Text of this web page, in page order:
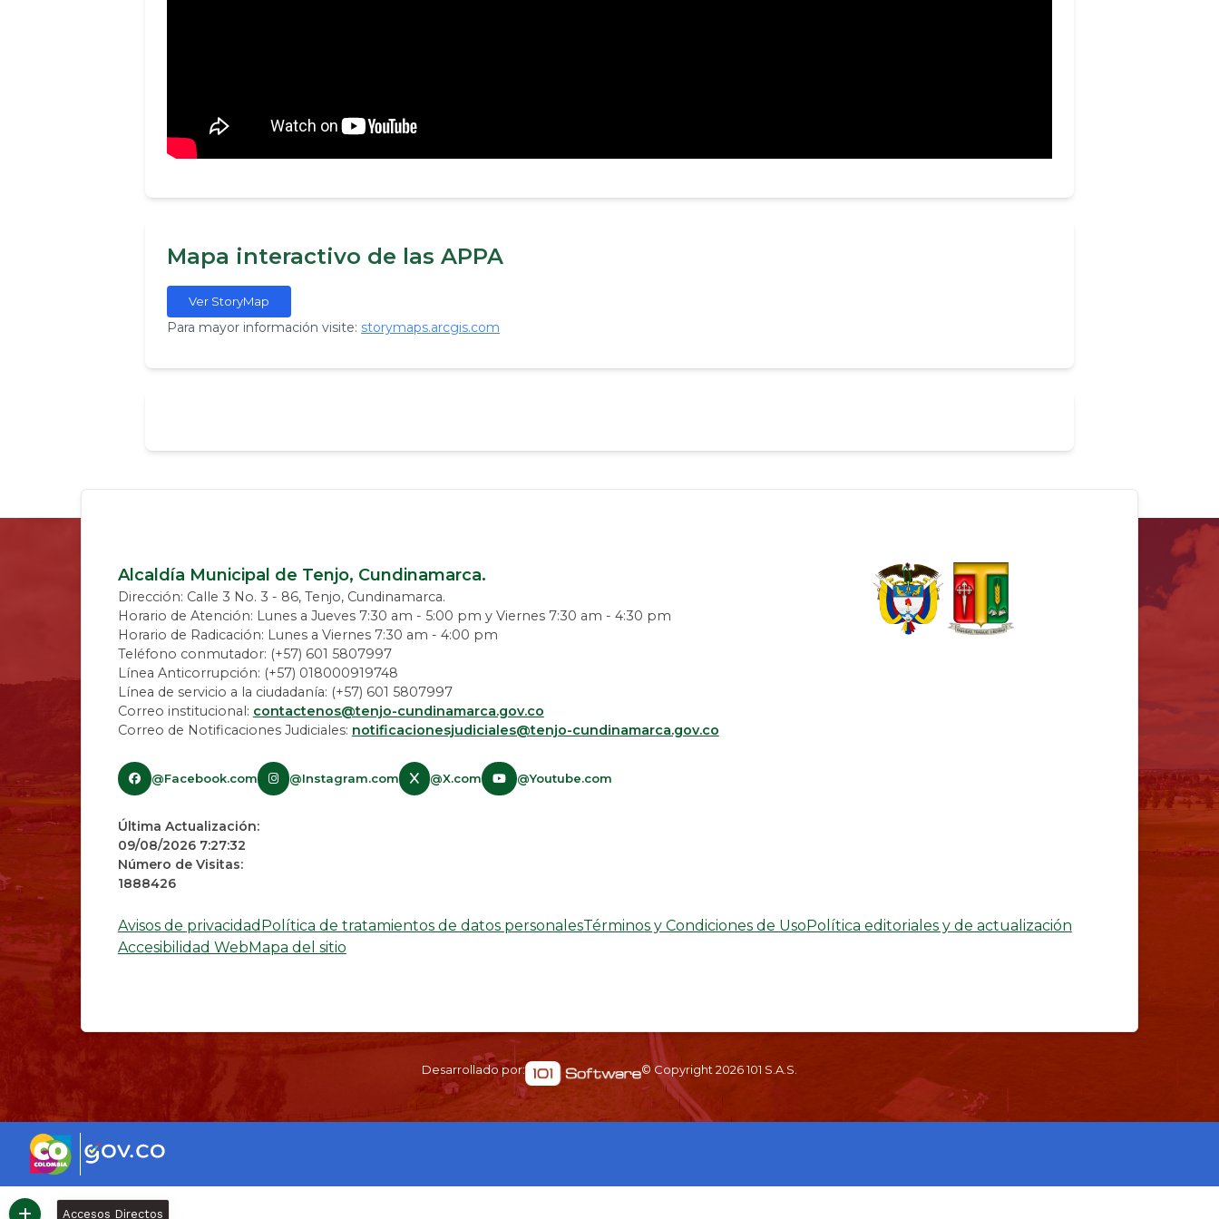
Mapa interactivo de las APPA
Ver StoryMap
​Para mayor información visite: storymaps.arcgis.com
Alcaldía Municipal de Tenjo, Cundinamarca.
Dirección: Calle 3 No. 3 - 86, Tenjo, Cundinamarca.
Horario de Atención: Lunes a Jueves 7:30 am - 5:00 pm y Viernes 7:30 am - 4:30 pm
Horario de Radicación: Lunes a Viernes 7:30 am - 4:00 pm
Teléfono conmutador: (+57) 601 5807997
Línea Anticorrupción: (+57) 018000919748
Línea de servicio a la ciudadanía: (+57) 601 5807997
Correo institucional: contactenos@tenjo-cundinamarca.gov.co
Correo de Notificaciones Judiciales: notificacionesjudiciales@tenjo-cundinamarca.gov.co​
@Facebook.com @Instagram.com @X.com @Youtube.com
Última Actualización:
09/08/2026 7:27:32
Número de Visitas:
1888426
Avisos de privacidad Política de tratamientos de datos personalesTérminos y Condiciones de Uso Política editoriales y de actualización
Accesibilidad Web Mapa del sitio
Desarrollado por: © Copyright2026101 S.A.S.
Accesos Directos